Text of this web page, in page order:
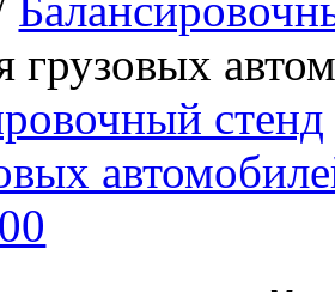
грузовых